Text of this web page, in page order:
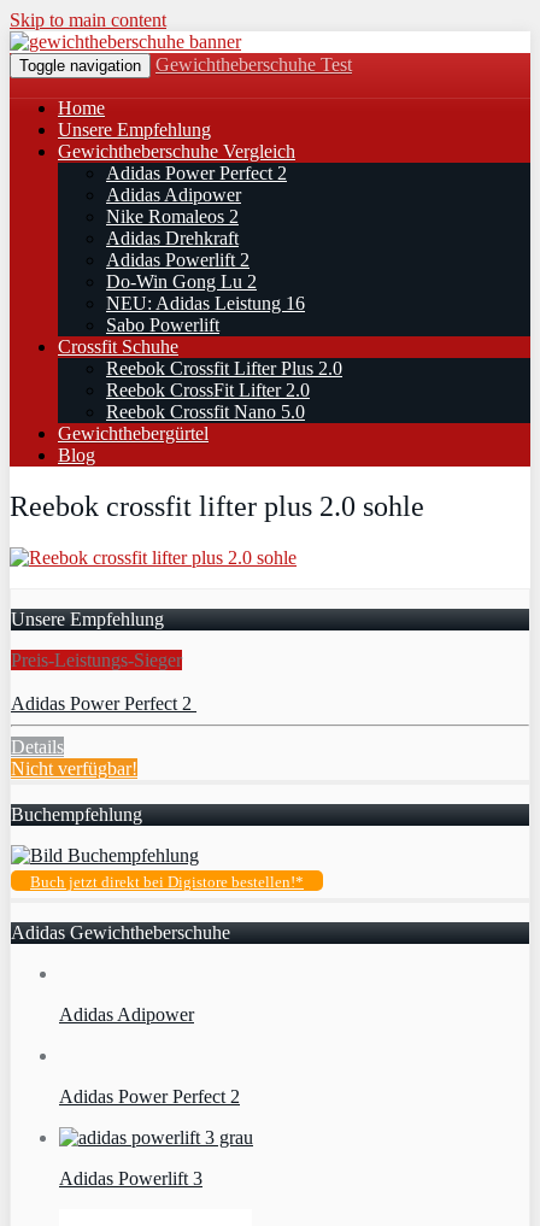
Skip to main content
Toggle navigation Gewichtheberschuhe Test
Home
Unsere Empfehlung
Gewichtheberschuhe Vergleich
Adidas Power Perfect 2
Adidas Adipower
Nike Romaleos 2
Adidas Drehkraft
Adidas Powerlift 2
Do-Win Gong Lu 2
NEU: Adidas Leistung 16
Sabo Powerlift
Crossfit Schuhe
Reebok Crossfit Lifter Plus 2.0
Reebok CrossFit Lifter 2.0
Reebok Crossfit Nano 5.0
Gewichthebergürtel
Blog
Reebok crossfit lifter plus 2.0 sohle
Unsere Empfehlung
Preis-Leistungs-Sieger
Adidas Power Perfect 2
Details
Nicht verfügbar!
Buchempfehlung
Buch jetzt direkt bei Digistore bestellen!*
Adidas Gewichtheberschuhe
Adidas Adipower
Adidas Power Perfect 2
Adidas Powerlift 3